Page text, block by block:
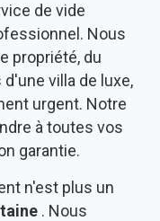
de vide
Nous
propriété, du
villa de luxe,
urgent. Notre
à toutes vos
garantie.
n'est plus un
. Nous